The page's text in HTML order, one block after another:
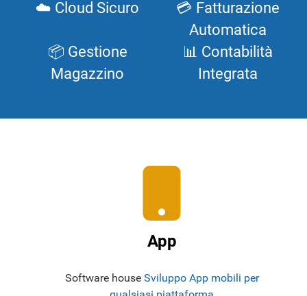
☁️ Cloud Sicuro
💳 Fatturazione
Automatica
📦 Gestione
Magazzino
📊 Contabilità
Integrata
App
Software house Sviluppo App mobili per